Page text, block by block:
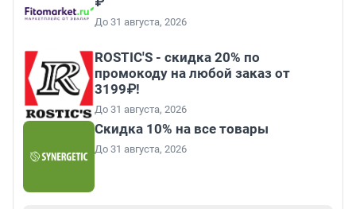
До 31 августа, 2026
ROSTIC'S - скидка 20% по
промокоду на любой заказ от
3199₽!
До 31 августа, 2026
Скидка 10% на все товары
До 31 августа, 2026